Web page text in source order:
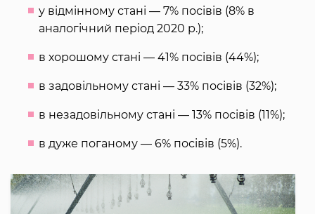
у відмінному стані — 7% посівів (8% в
аналогічний період 2020 р.);
в хорошому стані — 41% посівів (44%);
в задовільному стані — 33% посівів (32%);
в незадовільному стані — 13% посівів (11%);
в дуже поганому — 6% посівів (5%).